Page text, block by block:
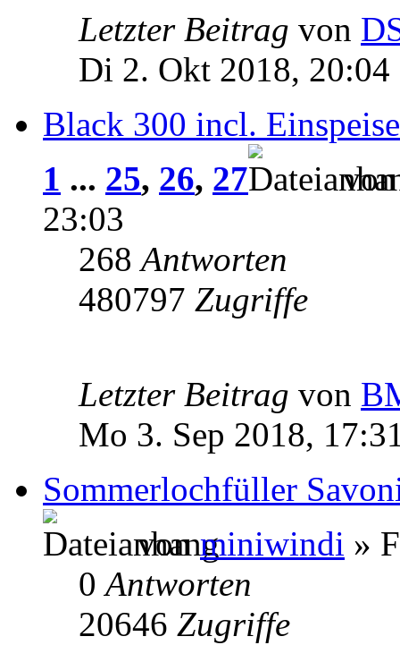
Letzter Beitrag von
Di 2. Okt 2018, 20:04
Black 300 incl.
1 ... 25, 26, 27
23:03
268Antworten
480797 Zugriffe
Letzter Beitrag von
Mo 3. Sep 2018,
Sommerlochfüller
vonminiwindi »
0Antworten
20646 Zugriffe